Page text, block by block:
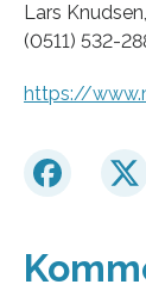
Lars Knudsen,
(0511) 532-
https://